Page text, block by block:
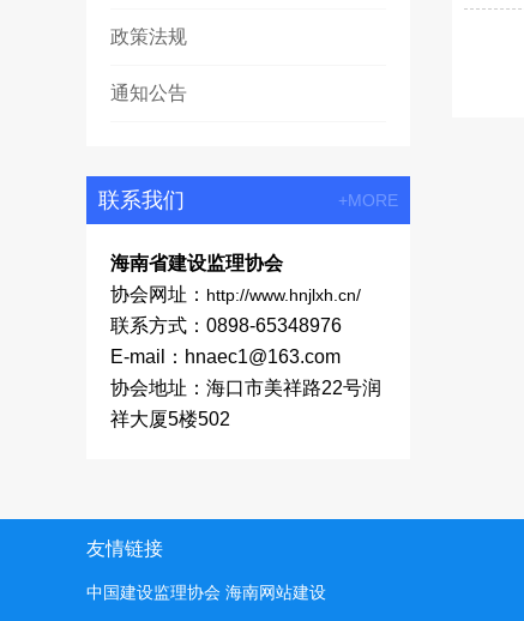
政策法规
通知公告
+MORE
联系我们
海南省建设监理协会
协会网址： http://www.hnjlxh.cn/
联系方式：0898-65348976
E-mail：hnaec1@163.com
协会地址：海口市美祥路22号润
祥大厦5楼502
友情链接
中国建设监理协会 海南网站建设